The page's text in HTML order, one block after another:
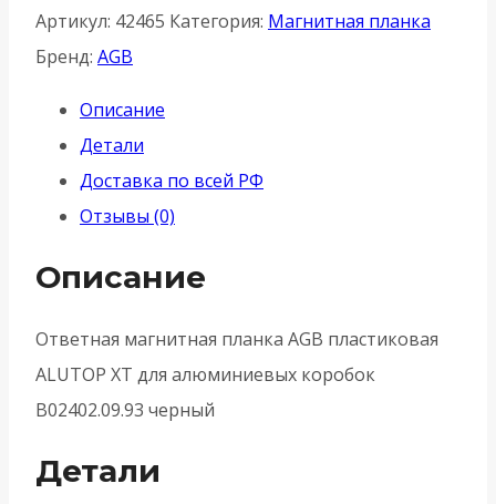
Артикул: 42465 Категория: Магнитная планка
Бренд: AGB
Описание
Детали
Доставка по всей РФ
Отзывы (0)
Описание
Ответная магнитная планка AGB пластиковая
ALUTOP XT для алюминиевых коробок
B02402.09.93 черный
Детали